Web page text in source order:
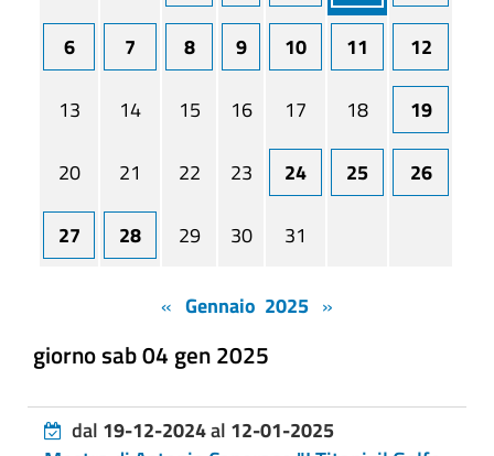
6 7 8 9 10 11 12
13 14 15 16 17 18 19
20 21 22 23 24 25 26
27 28 29 30 31
« Gennaio 2025 »
giorno sab 04 gen 2025
dal 19-12-2024al 12-01-2025